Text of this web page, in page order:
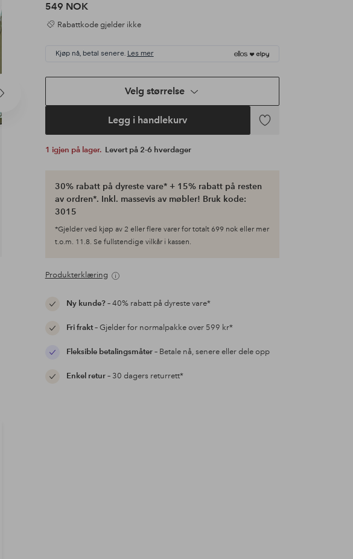
Neste
549 NOK
Rabattkode gjelder ikke
Kjøp nå, betal senere. Les mer
Velg størrelse
Legg i handlekurv
Legg
1 igjen på lager. Levert på 2-6 hverdager
30% rabatt på dyreste vare* + 15% rabatt på resten
av ordren*. Inkl. massevis av møbler! Bruk kode:
3015
*Gjelder ved kjøp av 2 eller flere varer for totalt 699 nok eller mer
t.o.m. 11.8. Se fullstendige vilkår i kassen.
Produkterklæring
Ny kunde?– 40% rabatt på dyreste vare*
Fri frakt– Gjelder for normalpakke over 599 kr*
Fleksible betalingsmåter– Betale nå, senere eller dele opp
Enkel retur– 30 dagers returrett*